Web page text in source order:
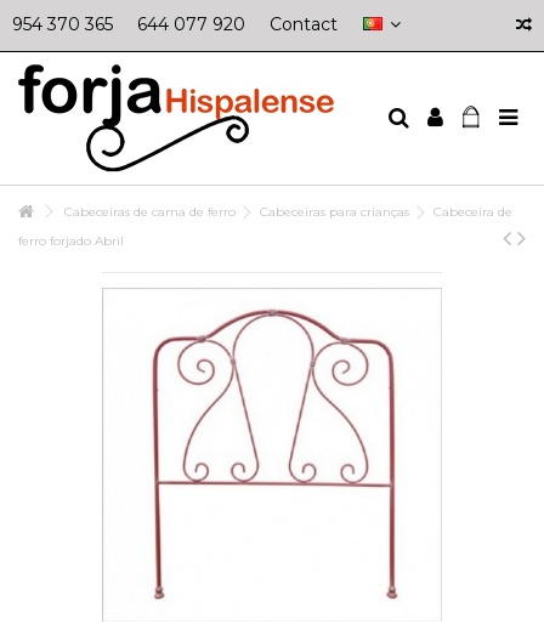
954 370 365 644 077 920 Contact
Cabeceiras de cama de ferro Cabeceiras para crianças
Cabeceira de
ferro forjado Abril